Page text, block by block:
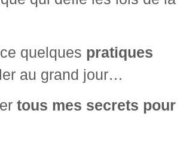
quelques pratiques
au grand jour…
tous mes secrets pour